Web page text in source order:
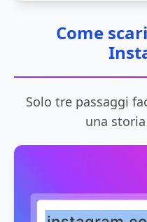
Come
Solo tre passaggi
una